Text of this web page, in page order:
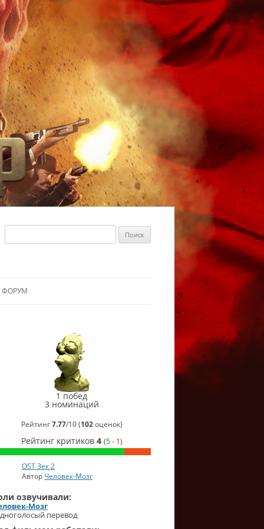
Найти:
ФОРУМ
2006
Лучший
саундтрек
(Человек-
СинеГомэр
2006
Лучший
фильм
Человек-
1 побед
3 номинаций
Рейтинг7.77/10(102оценок)
Рейтинг критиков 4 (5- 1)
OST Зек 2
Автор Человек-Мозг
озвучивали:
Мозг
перевод